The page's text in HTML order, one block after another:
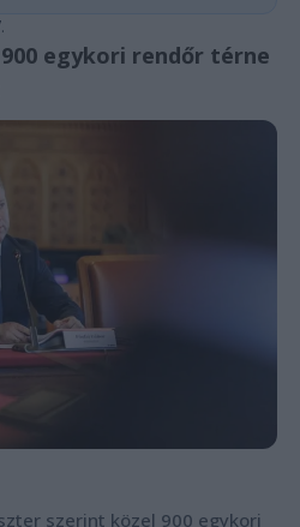
egykori rendőr térne
szerint közel 900 egykori